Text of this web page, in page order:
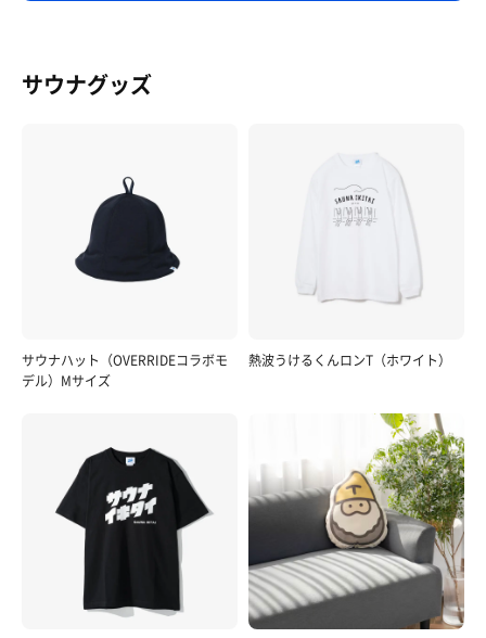
サウナグッズ
サウナハット（OVERRIDEコラボモ
デル）Mサイズ
熱波うけるくんロンT（ホワイト）